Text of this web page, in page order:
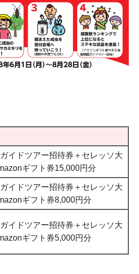
イドツアー招待券＋セレッソ大
ギフト券15,000円分
イドツアー招待券＋セレッソ大
ギフト券8,000円分
イドツアー招待券＋セレッソ大
ギフト券5,000円分